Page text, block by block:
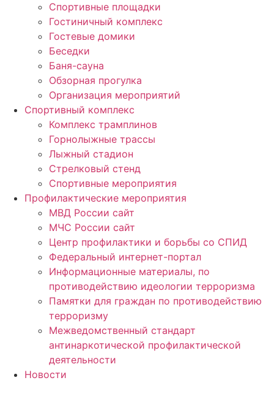
Спортивные площадки
Гостиничный комплекс
Гостевые домики
Беседки
Баня-сауна
Обзорная прогулка
Организация мероприятий
Спортивный комплекс
Комплекс трамплинов
Горнолыжные трассы
Лыжный стадион
Стрелковый стенд
Спортивные мероприятия
Профилактические мероприятия
МВД России сайт
МЧС России сайт
Центр профилактики и борьбы со СПИД
Федеральный интернет-портал
Информационные материалы, по
противодействию идеологии терроризма
Памятки для граждан по противодействию
терроризму
Межведомственный стандарт
антинаркотической профилактической
деятельности
Новости